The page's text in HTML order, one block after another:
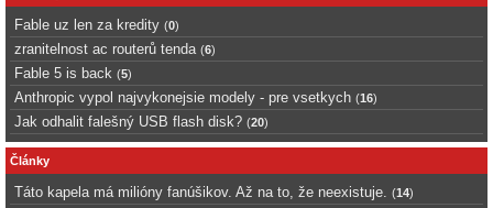
Fable uz len za kredity (0)
zranitelnost ac routerů tenda (6)
Fable 5 is back (5)
Anthropic vypol najvykonejsie modely - pre vsetkych (16)
Jak odhalit falešný USB flash disk? (20)
Články
Táto kapela má milióny fanúšikov. Až na to, že neexistuje. (14)